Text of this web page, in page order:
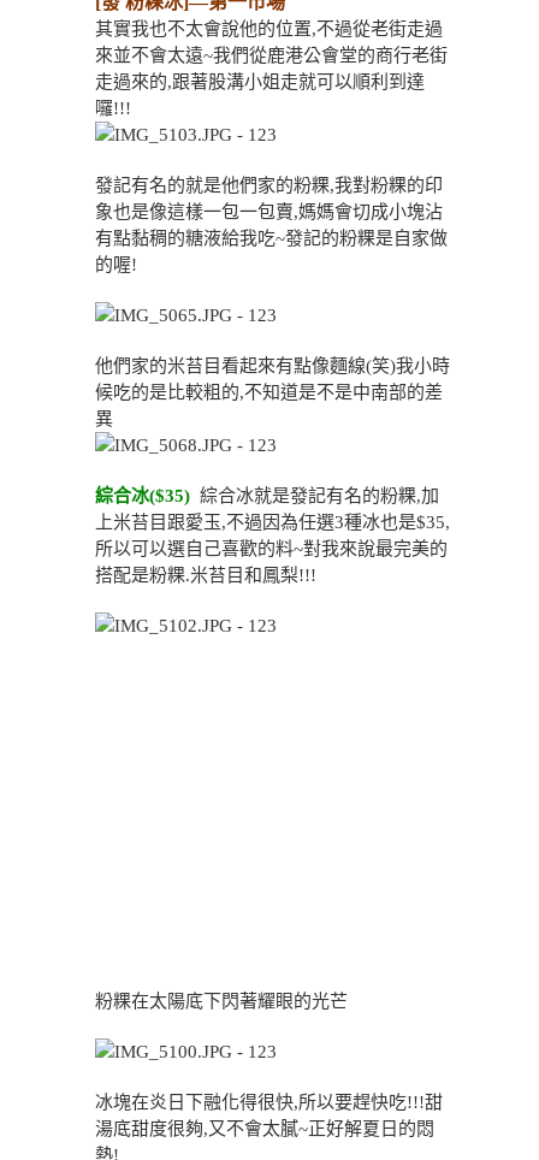
其實我也不太會說他的位置,不過從老街走過
來並不會太遠~我們從鹿港公會堂的商行老街
走過來的,跟著股溝小姐走就可以順利到達
囉!!!
發記有名的就是他們家的粉粿,我對粉粿的印
象也是像這樣一包一包賣,媽媽會切成小塊沾
有點黏稠的糖液給我吃~發記的粉粿是自家做
的喔!
他們家的米苔目看起來有點像麵線(笑)我小時
候吃的是比較粗的,不知道是不是中南部的差
異
綜合冰($35) 綜合冰就是發記有名的粉粿,加
上米苔目跟愛玉,不過因為任選3種冰也是$35,
所以可以選自己喜歡的料~對我來說最完美的
搭配是粉粿.米苔目和鳳梨!!!
粉粿在太陽底下閃著耀眼的光芒
冰塊在炎日下融化得很快,所以要趕快吃!!!甜
湯底甜度很夠,又不會太膩~正好解夏日的悶
熱!